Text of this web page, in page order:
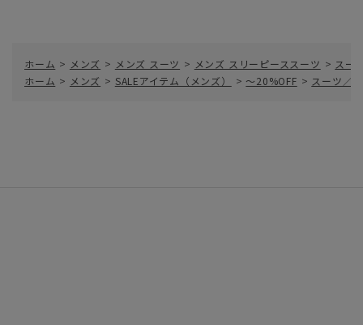
ホーム > メンズ > メンズ スーツ > メンズ スリーピーススーツ > スー
ホーム > メンズ > SALEアイテム（メンズ） > ～20%OFF > スーツ／